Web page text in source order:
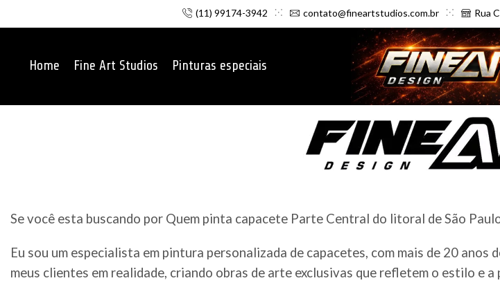
(11) 99174-3942 contato@fineartstudios.com.br Rua
Home Fine Art Studios Pinturas especiais
Se você esta buscando por Quem pinta capacete Parte Central do litoral de São
Eu sou um especialista em pintura personalizada de capacetes, com mais de 20
meus clientes em realidade, criando obras de arte exclusivas que refletem o estilo e a